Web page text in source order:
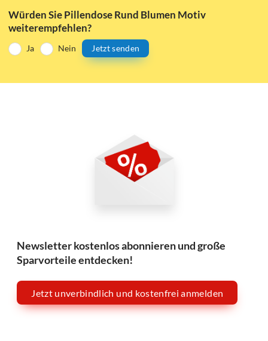
Würden Sie Pillendose Rund Blumen Motiv
weiterempfehlen?
Ja Nein Jetzt senden
Newsletter kostenlos abonnieren und große
Sparvorteile entdecken!
Jetzt unverbindlich und kostenfrei anmelden